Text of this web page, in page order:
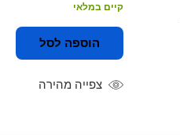
קיים במלאי
הוספה לסל
צפייה מהירה